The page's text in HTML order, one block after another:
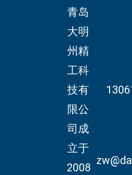
青岛
大明
州精
工科
技有
限公
司成
立于
2008